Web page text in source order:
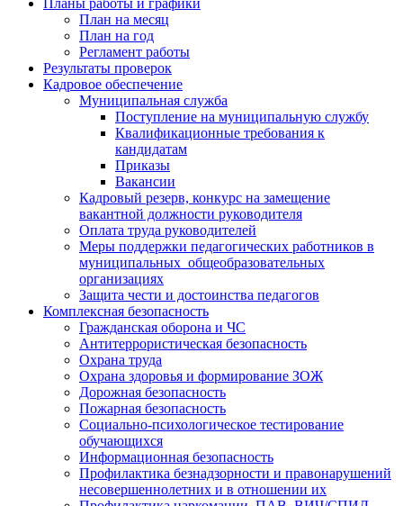
Планы работы и графики
План на месяц
План на год
Регламент работы
Результаты проверок
Кадровое обеспечение
Муниципальная служба
Поступление на муниципальную службу
Квалификационные требования к
кандидатам
Приказы
Вакансии
Кадровый резерв, конкурс на замещение
вакантной должности руководителя
Оплата труда руководителей
Меры поддержки педагогических работников в
муниципальных общеобразовательных
организациях
Защита чести и достоинства педагогов
Комплексная безопасность
Гражданская оборона и ЧС
Антитеррористическая безопасность
Охрана труда
Охрана здоровья и формирование ЗОЖ
Дорожная безопасность
Пожарная безопасность
Социально-психологическое тестирование
обучающихся
Информационная безопасность
Профилактика безнадзорности и правонарушений
несовершеннолетних и в отношении их